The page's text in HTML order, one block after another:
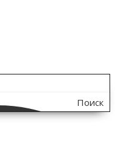
Поиск
по